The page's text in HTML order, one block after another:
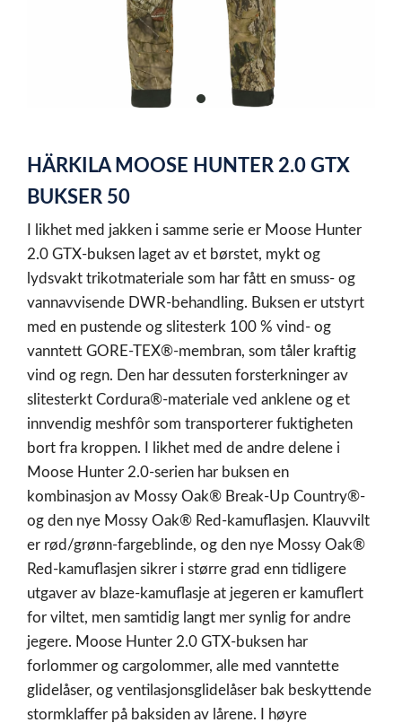
item
of
1
HÄRKILA MOOSE HUNTER 2.0 GTX
BUKSER 50
I likhet med jakken i samme serie er Moose Hunter
2.0 GTX-buksen laget av et børstet, mykt og
lydsvakt trikotmateriale som har fått en smuss- og
vannavvisende DWR-behandling. Buksen er utstyrt
med en pustende og slitesterk 100 % vind- og
vanntett GORE-TEX®-membran, som tåler kraftig
vind og regn. Den har dessuten forsterkninger av
slitesterkt Cordura®-materiale ved anklene og et
innvendig meshfôr som transporterer fuktigheten
bort fra kroppen. I likhet med de andre delene i
Moose Hunter 2.0-serien har buksen en
kombinasjon av Mossy Oak® Break-Up Country®-
og den nye Mossy Oak® Red-kamuflasjen. Klauvvilt
er rød/grønn-fargeblinde, og den nye Mossy Oak®
Red-kamuflasjen sikrer i større grad enn tidligere
utgaver av blaze-kamuflasje at jegeren er kamuflert
for viltet, men samtidig langt mer synlig for andre
jegere. Moose Hunter 2.0 GTX-buksen har
forlommer og cargolommer, alle med vanntette
glidelåser, og ventilasjonsglidelåser bak beskyttende
stormklaffer på baksiden av lårene. I høyre